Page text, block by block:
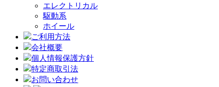
エレクトリカル
駆動系
ホイール
ご利用方法
会社概要
個人情報保護方針
特定商取引法
お問い合わせ